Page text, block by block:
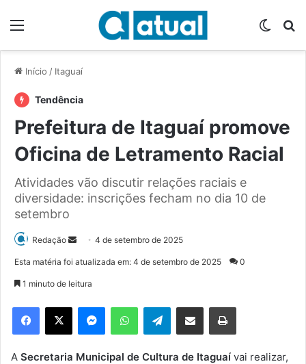
Início / Itaguaí
Tendência
Prefeitura de Itaguaí promove
Oficina de Letramento Racial
Atividades vão discutir relações raciais e
diversidade: inscrições fecham no dia 10 de
setembro
Redação
d
e
m
e
4 de setembro de 2025
Esta matéria foi atualizada em: 4 de setembro de 2025 0
1 minuto de leitura
Telegram
A Secretaria Municipal de Cultura de Itaguaí vai realizar,